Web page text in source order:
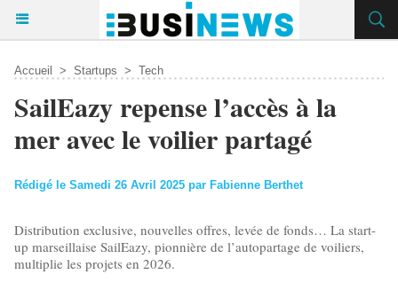
Accueil > Startups > Tech
SailEazy repense l’accès à la
mer avec le voilier partagé
Rédigé le Samedi 26 Avril 2025 par Fabienne Berthet
Distribution exclusive, nouvelles offres, levée de fonds… La start-
up marseillaise SailEazy, pionnière de l’autopartage de voiliers,
multiplie les projets en 2026.